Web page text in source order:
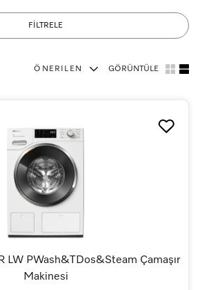
FİLTRELE
ÖNERILEN GÖRÜNTÜLE
LW PWash&TDos&Steam Çamaşır
Makinesi